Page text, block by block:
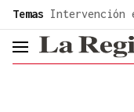
common.go-to-content
Temas Intervención
header.menu.open